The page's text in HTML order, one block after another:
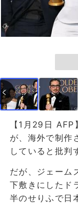
【1月29日
が、海外で制作
していると批判
だが、ジェーム
下敷きにしたド
半のせりふで日